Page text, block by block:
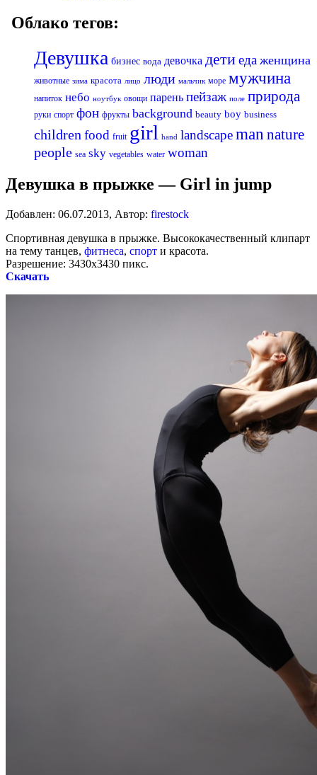
Облако тегов:
Девушка бизнес вода девочка детиеда женщина
животные зима красота лицо люди мальчик море мужчина
напиток небо ноутбук овощи парень пейзаж поле природа
руки спорт фон фрукты background beauty boy business
childrenfood fruit girl hand landscapeman nature
people sea sky vegetables water woman
Девушка в прыжке — Girl in jump
Добавлен: 06.07.2013, Автор: firestock
Спортивная девушка в прыжке. Высококачественный клипарт
на тему танцев, фитнеса, спорт и красота.
Разрешение: 3430х3430 пикс.
Скачать